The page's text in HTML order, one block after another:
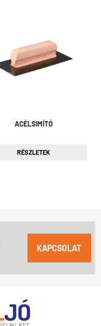
ACÉLSIMÍTÓ
RÉSZLETEK
KAPCSOLAT